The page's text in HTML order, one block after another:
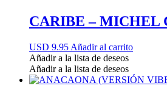
CARIBE – MICHEL
USD 9.95 Añadir al carrito
Añadir a la lista de deseos
Añadir a la lista de deseos